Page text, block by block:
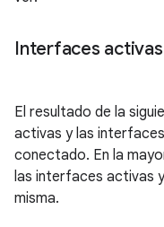
Interfaces
El resultado de la
activas y las
conectado. En la
las interfaces activas
misma.